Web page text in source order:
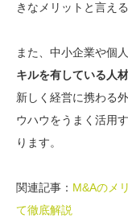
きなメリットと言え
また、中小企業や個
キルを有している人材
新しく経営に携わる
ウハウをうまく活用す
ります。
関連記事： M&Aのメ
て徹底解説